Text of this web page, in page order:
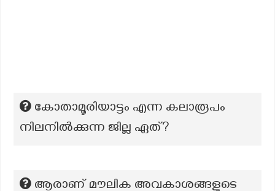
കോതാമൂരിയാട്ടം എന്ന കലാരൂപം
നിലനിൽക്കുന്ന ജില്ല ഏത്?
ആരാണ്‌ മൗലിക അവകാശങ്ങളുടെ